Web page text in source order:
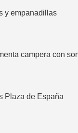
y empanadillas
campera con
Plaza de España